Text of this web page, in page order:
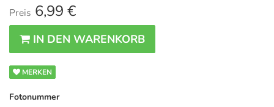
Preis 6,99 €
IN DEN WARENKORB
MERKEN
Fotonummer